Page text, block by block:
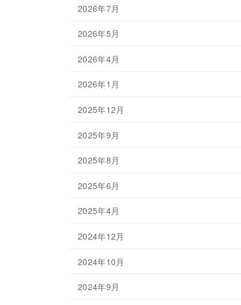
2026年7月
2026年5月
2026年4月
2026年1月
2025年12月
2025年9月
2025年8月
2025年6月
2025年4月
2024年12月
2024年10月
2024年9月